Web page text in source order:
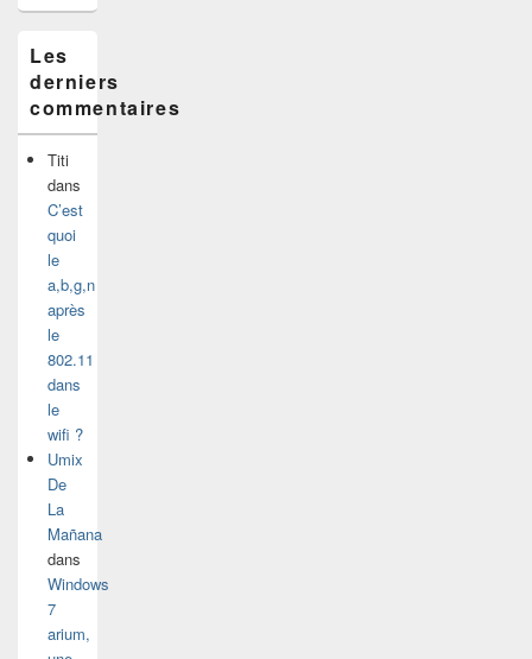
Les
derniers
commentaires
Titi
dans
C’est
quoi
le
a,b,g,n
après
le
802.11
dans
le
wifi ?
Umix
De
La
Mañana
dans
Windows
7
arium,